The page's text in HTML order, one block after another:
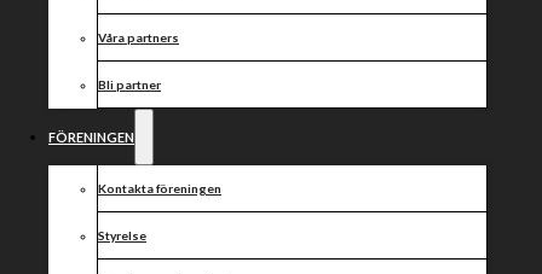
Våra partners
Bli partner
FÖRENINGEN
Kontakta föreningen
Styrelse
Nu är vi mycket nära publikbästa säsongen 2019,
Den 31 juli har ni samarbetspartners, fans och
speedwayvänner köpt 1308 fiktiva biljetter.
Tack för ert stöd!
på stora banan på Hejla Arena nämligen Toyota Open.